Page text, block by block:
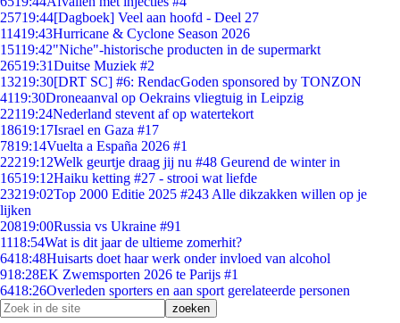
25719:44[Dagboek] Veel aan hoofd - Deel 27
11419:43Hurricane & Cyclone Season 2026
15119:42"Niche"-historische producten in de supermarkt
26519:31Duitse Muziek #2
13219:30[DRT SC] #6: RendacGoden sponsored by TONZON
4119:30Droneaanval op Oekrains vliegtuig in Leipzig
22119:24Nederland stevent af op watertekort
18619:17Israel en Gaza #17
7819:14Vuelta a España 2026 #1
22219:12Welk geurtje draag jij nu #48 Geurend de winter in
16519:12Haiku ketting #27 - strooi wat liefde
23219:02Top 2000 Editie 2025 #243 Alle dikzakken willen op je
lijken
20819:00Russia vs Ukraine #91
1118:54Wat is dit jaar de ultieme zomerhit?
6418:48Huisarts doet haar werk onder invloed van alcohol
918:28EK Zwemsporten 2026 te Parijs #1
6418:26Overleden sporters en aan sport gerelateerde personen